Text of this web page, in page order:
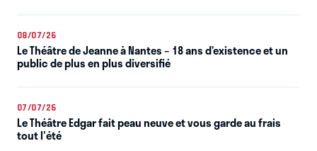
08/07/26
Le Théâtre de Jeanne à Nantes – 18 ans d’existence et un
public de plus en plus diversifié
07/07/26
Le Théâtre Edgar fait peau neuve et vous garde au frais
tout l'été